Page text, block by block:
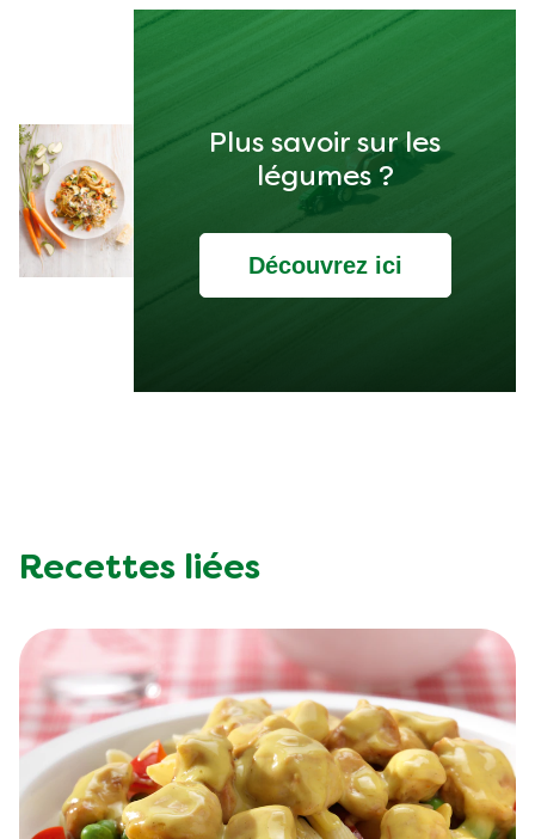
Plus savoir sur les
légumes ?
Découvrez ici
Recettes liées